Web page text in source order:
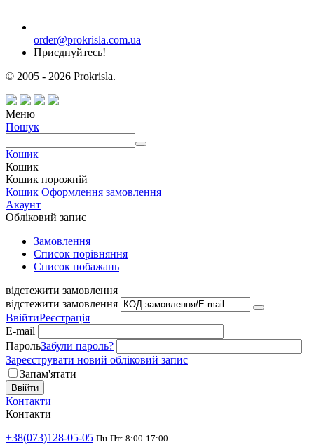
order@prokrisla.com.ua
Приєднуйтесь!
© 2005 - 2026 Prokrisla.
Меню
Пошук
Кошик
Кошик
Кошик порожній
Кошик Оформлення замовлення
Акаунт
Обліковий запис
Замовлення
Cписок порівняння
Список побажань
відстежити замовлення
відстежити замовлення
ВвійтиРеєстрація
E-mail
ПарольЗабули пароль?
Зареєструвати новий обліковий запис
Запам'ятати
Ввійти
Контакти
Контакти
+38(073)128-05-05 Пн-Пт: 8:00-17:00